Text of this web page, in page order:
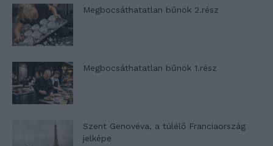
Megbocsáthatatlan bűnök 2.rész
Megbocsáthatatlan bűnök 1.rész
Szent Genovéva, a túlélő Franciaország
jelképe